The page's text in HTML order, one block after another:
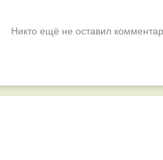
Никто ещё не оставил